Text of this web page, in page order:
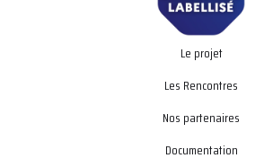
Le projet
Les Rencontres
Nos partenaires
Documentation